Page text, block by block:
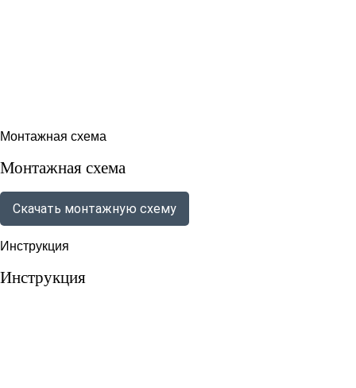
Монтажная схема
Монтажная схема
Скачать монтажную схему
Инструкция
Инструкция